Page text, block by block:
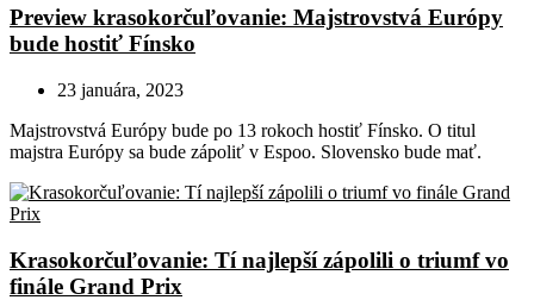
Preview krasokorčuľovanie: Majstrovstvá Európy
bude hostiť Fínsko
23 januára, 2023
Majstrovstvá Európy bude po 13 rokoch hostiť Fínsko. O titul
majstra Európy sa bude zápoliť v Espoo. Slovensko bude mať.
Krasokorčuľovanie: Tí najlepší zápolili o triumf vo
finále Grand Prix